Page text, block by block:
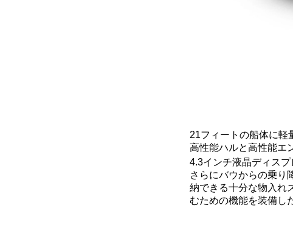
21フィートの船体に軽
高性能ハルと高性能エ
4.3インチ液晶ディス
さらにバウからの乗り
納できる十分な物入れ
むための機能を装備し